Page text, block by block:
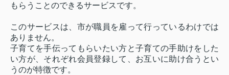
もらうことのできるサービスです。
このサービスは、市が職員を雇って行っているわけでは
ありません。
子育てを手伝ってもらいたい方と子育ての手助けをした
い方が、それぞれ会員登録して、お互いに助け合うとい
うのが特徴です。